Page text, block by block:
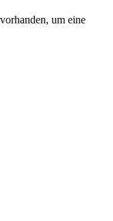
um eine